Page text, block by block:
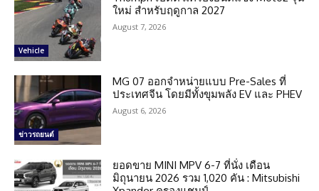
Vehicle
ใหม่ สำหรับฤดูกาล 2027
August 7, 2026
ข่าวรถยนต์
MG 07 ออกจำหน่ายแบบ Pre-Sales ที่
ประเทศจีน โดยมีทั้งขุมพลัง EV และ PHEV
August 6, 2026
ยอดขาย MINI MPV 6-7 ที่นั่ง เดือน
มิถุนายน 2026 รวม 1,020 คัน : Mitsubishi